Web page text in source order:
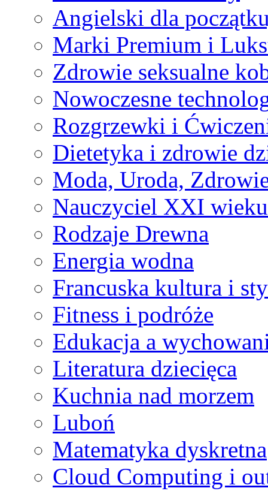
Angielski dla
Marki Premium i
Zdrowie seksualne
Nowoczesne
Rozgrzewki i
Dietetyka i zdrowie
Moda, Uroda,
Nauczyciel XXI wieku
Rodzaje Drewna
Energia wodna
Francuska kultura i
Fitness i podróże
Edukacja a
Literatura dziecięca
Kuchnia nad morzem
Luboń
Matematyka dyskretna
Cloud Computing i